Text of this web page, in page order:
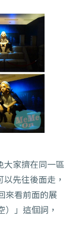
大家擠在同一區
先往後面走，
來看前面的展
」這個詞，